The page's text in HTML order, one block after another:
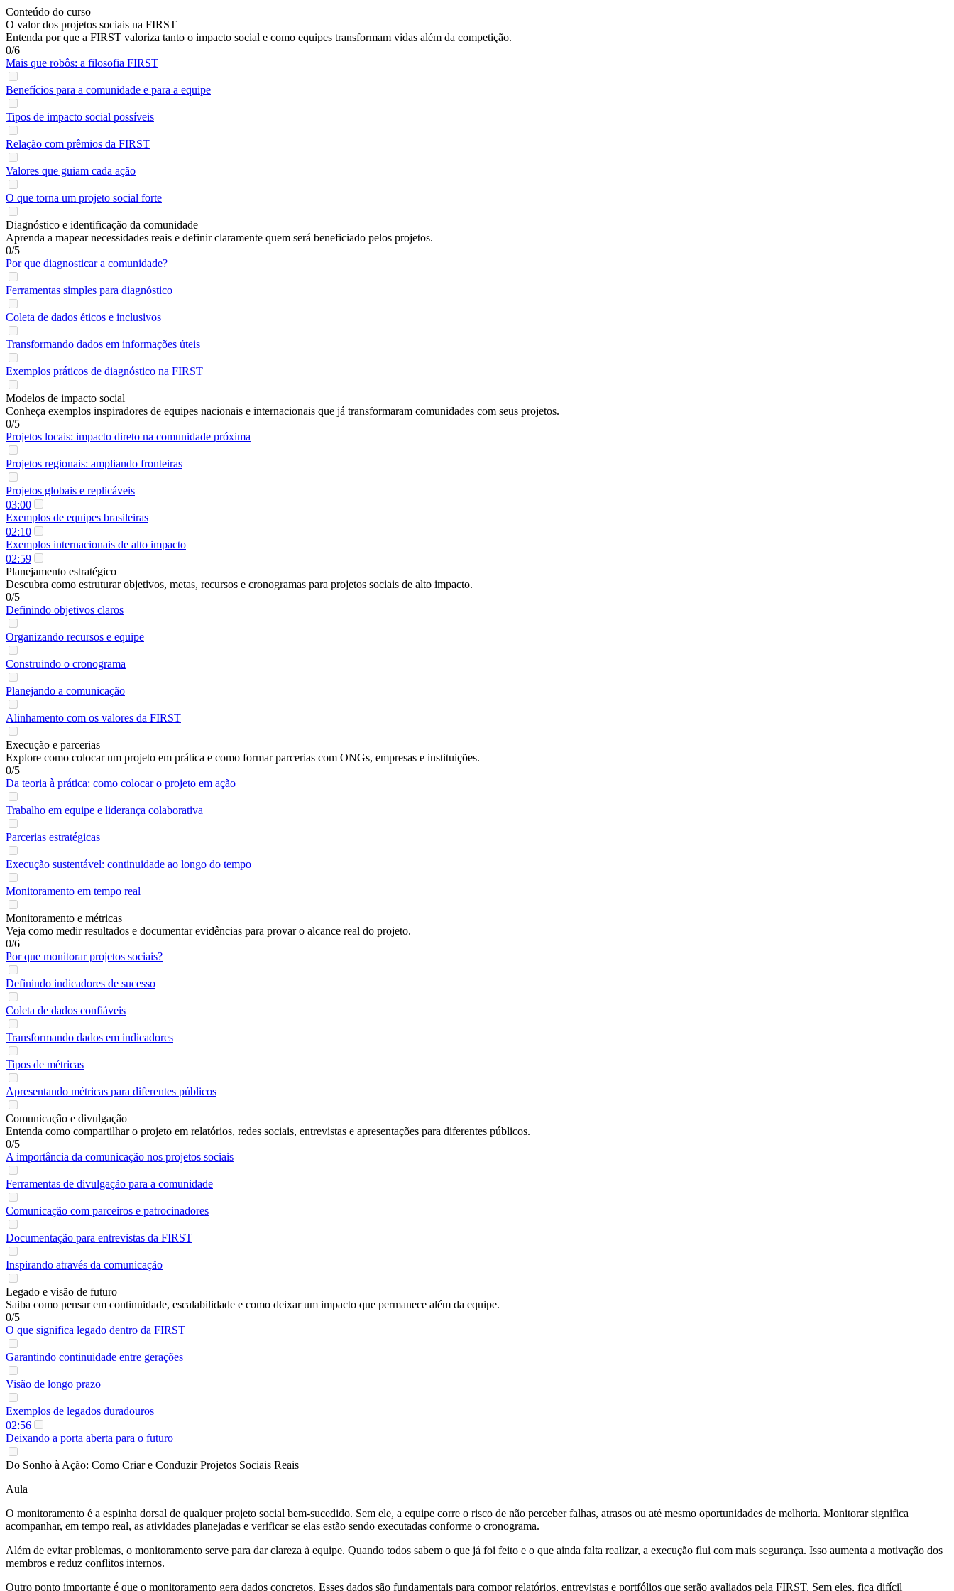
Conteúdo do curso
O valor dos projetos sociais na FIRST
Entenda por que a FIRST valoriza tanto o impacto social e como equipes transformam vidas além da competição.
0/6
Mais que robôs: a filosofia FIRST
Benefícios para a comunidade e para a equipe
Tipos de impacto social possíveis
Relação com prêmios da FIRST
Valores que guiam cada ação
O que torna um projeto social forte
Diagnóstico e identificação da comunidade
Aprenda a mapear necessidades reais e definir claramente quem será beneficiado pelos projetos.
0/5
Por que diagnosticar a comunidade?
Ferramentas simples para diagnóstico
Coleta de dados éticos e inclusivos
Transformando dados em informações úteis
Exemplos práticos de diagnóstico na FIRST
Modelos de impacto social
Conheça exemplos inspiradores de equipes nacionais e internacionais que já transformaram comunidades com seus projetos.
0/5
Projetos locais: impacto direto na comunidade próxima
Projetos regionais: ampliando fronteiras
Projetos globais e replicáveis
03:00
Exemplos de equipes brasileiras
02:10
Exemplos internacionais de alto impacto
02:59
Planejamento estratégico
Descubra como estruturar objetivos, metas, recursos e cronogramas para projetos sociais de alto impacto.
0/5
Definindo objetivos claros
Organizando recursos e equipe
Construindo o cronograma
Planejando a comunicação
Alinhamento com os valores da FIRST
Execução e parcerias
Explore como colocar um projeto em prática e como formar parcerias com ONGs, empresas e instituições.
0/5
Da teoria à prática: como colocar o projeto em ação
Trabalho em equipe e liderança colaborativa
Parcerias estratégicas
Execução sustentável: continuidade ao longo do tempo
Monitoramento em tempo real
Monitoramento e métricas
Veja como medir resultados e documentar evidências para provar o alcance real do projeto.
0/6
Por que monitorar projetos sociais?
Definindo indicadores de sucesso
Coleta de dados confiáveis
Transformando dados em indicadores
Tipos de métricas
Apresentando métricas para diferentes públicos
Comunicação e divulgação
Entenda como compartilhar o projeto em relatórios, redes sociais, entrevistas e apresentações para diferentes públicos.
0/5
A importância da comunicação nos projetos sociais
Ferramentas de divulgação para a comunidade
Comunicação com parceiros e patrocinadores
Documentação para entrevistas da FIRST
Inspirando através da comunicação
Legado e visão de futuro
Saiba como pensar em continuidade, escalabilidade e como deixar um impacto que permanece além da equipe.
0/5
O que significa legado dentro da FIRST
Garantindo continuidade entre gerações
Visão de longo prazo
Exemplos de legados duradouros
02:56
Deixando a porta aberta para o futuro
Do Sonho à Ação: Como Criar e Conduzir Projetos Sociais Reais
Aula
O monitoramento é a espinha dorsal de qualquer projeto social bem-sucedido. Sem ele, a equipe corre o risco de não perceber falhas, atrasos ou até mesmo oportunidades de melhoria. Monitorar significa
acompanhar, em tempo real, as atividades planejadas e verificar se elas estão sendo executadas conforme o cronograma.
Além de evitar problemas, o monitoramento serve para dar clareza à equipe. Quando todos sabem o que já foi feito e o que ainda falta realizar, a execução flui com mais segurança. Isso aumenta a motivação dos
membros e reduz conflitos internos.
Outro ponto importante é que o monitoramento gera dados concretos. Esses dados são fundamentais para compor relatórios, entrevistas e portfólios que serão avaliados pela FIRST. Sem eles, fica difícil